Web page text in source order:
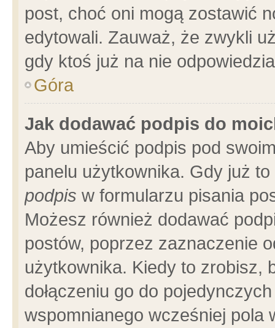
post, choć oni mogą zostawić
edytowali. Zauważ, że zwykli
gdy ktoś już na nie
Góra
Jak dodawać podpis do
Aby umieścić podpis pod
panelu użytkownika. Gdy już
podpis w formularzu pisania
Możesz również dodawać
postów, poprzez zaznaczenie
użytkownika. Kiedy to zrobisz,
dołączeniu go do
wspomnianego wcześniej pola